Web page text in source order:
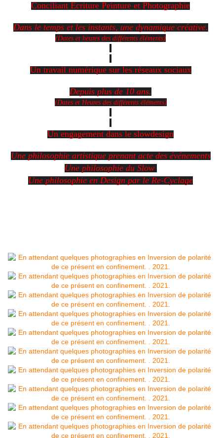
Conciliant Ecriture Peinture et Photographie
Dans le temps et les instants, une dynamique créative.
(Dates et heures des différents éléments)
Un travail numérique sur les réseaux sociaux
Depuis plus de 10 ans.
(Dates et Heures des différents éléments)
Un engagement dans le slowdesign
Une philosophie artistique prenant acte des événements
Une philosophie du Slow
Une philosophie en Design par le Re-Cyclage